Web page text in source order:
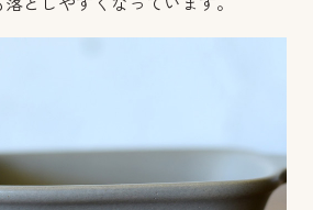
としやすくなっています。